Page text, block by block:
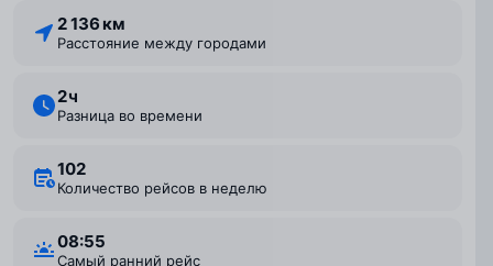
2 136 км
Расстояние между городами
2 ⁠ч
Разница во времени
102
Количество рейсов в неделю
08:55
Самый ранний рейс